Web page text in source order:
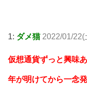
1: ダメ猫 2022/01/22(
仮想通貨ずっと興味
年が明けてから一念